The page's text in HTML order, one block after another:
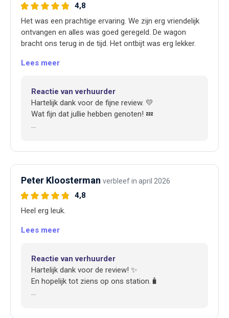
4,8
Het was een prachtige ervaring. We zijn erg vriendelijk
ontvangen en alles was goed geregeld. De wagon
bracht ons terug in de tijd. Het ontbijt was erg lekker.
Lees meer
Reactie van verhuurder
Hartelijk dank voor de fijne review. 💛
Wat fijn dat jullie hebben genoten! 💤
Peter Kloosterman verbleef in april 2026
4,8
Heel erg leuk.
Lees meer
Reactie van verhuurder
Hartelijk dank voor de review! ✨
En hopelijk tot ziens op ons station.🧳